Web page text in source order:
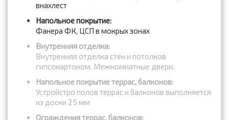
внахлест
Напольное покрытие:
Фанера ФК, ЦСП в мокрых зонах
Внутренняя отделка:
Внутренняя отделка стен и потолков
гипсокартоном. Межкомнатные двери.
Напольное покрытие террас, балконов:
Устройстро полов террас и балконов выполняется
из доски 25 мм
Ограждения террас, балконов: